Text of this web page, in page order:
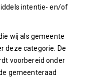
intentie- en/of
wij als gemeente
deze categorie. De
voorbereid onder
gemeenteraad